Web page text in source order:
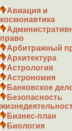
Авиация и
космонавтика
право
Арбитражный
Архитектура
Астрология
Астрономия
Банковское
Безопасность
Бизнес-план
Биология